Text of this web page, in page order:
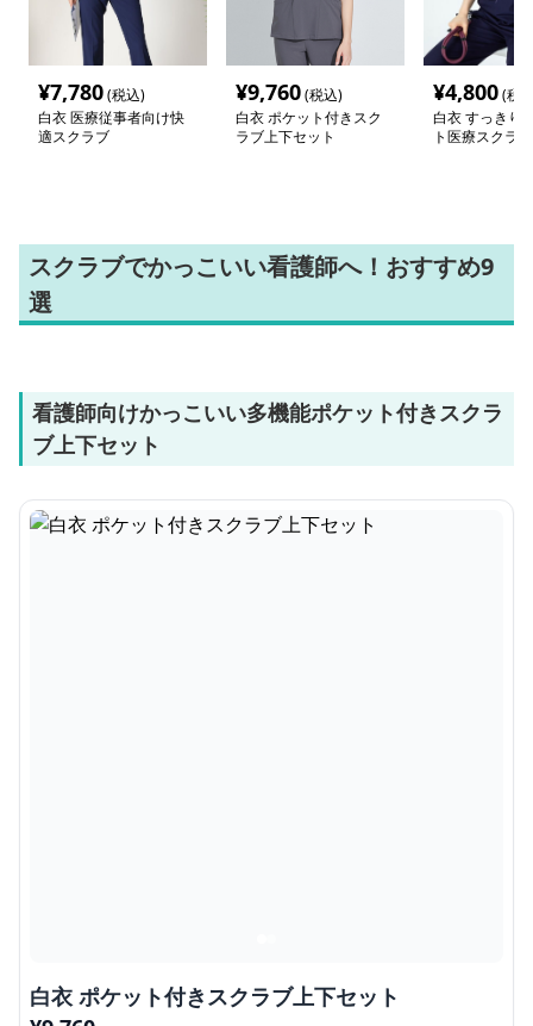
¥7,780(税込)
白衣 医療従事者向け快
適スクラブ
¥9,760(税込)
白衣 ポケット付きスク
ラブ上下セット
¥4,800(税
白衣 すっきり
ト医療スクラブ
スクラブでかっこいい看護師へ！おすすめ9
選
看護師向けかっこいい多機能ポケット付きスクラ
ブ上下セット
白衣 ポケット付きスクラブ上下セット